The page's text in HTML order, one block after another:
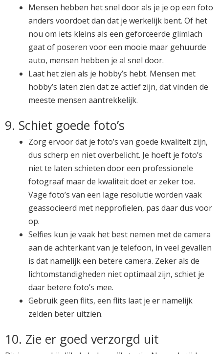
Mensen hebben het snel door als je je op een foto
anders voordoet dan dat je werkelijk bent. Of het
nou om iets kleins als een geforceerde glimlach
gaat of poseren voor een mooie maar gehuurde
auto, mensen hebben je al snel door.
Laat het zien als je hobby’s hebt. Mensen met
hobby’s laten zien dat ze actief zijn, dat vinden de
meeste mensen aantrekkelijk.
9. Schiet goede foto’s
Zorg ervoor dat je foto’s van goede kwaliteit zijn,
dus scherp en niet overbelicht. Je hoeft je foto’s
niet te laten schieten door een professionele
fotograaf maar de kwaliteit doet er zeker toe.
Vage foto’s van een lage resolutie worden vaak
geassocieerd met nepprofielen, pas daar dus voor
op.
Selfies kun je vaak het best nemen met de camera
aan de achterkant van je telefoon, in veel gevallen
is dat namelijk een betere camera. Zeker als de
lichtomstandigheden niet optimaal zijn, schiet je
daar betere foto’s mee.
Gebruik geen flits, een flits laat je er namelijk
zelden beter uitzien.
10. Zie er goed verzorgd uit